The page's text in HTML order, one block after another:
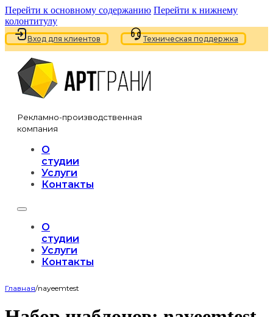
Перейти к основному содержанию Перейти к нижнему
колонтитулу
Вход для клиентов Техническая поддержка
Рекламно-производственная
компания
О
студии
Услуги
Контакты
О
студии
Услуги
Контакты
Главная/nayeemtest